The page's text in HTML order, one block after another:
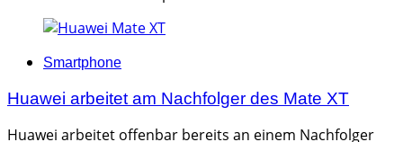
Categories
Smartphone
Huawei arbeitet am Nachfolger des Mate XT
Huawei arbeitet offenbar bereits an einem Nachfolger